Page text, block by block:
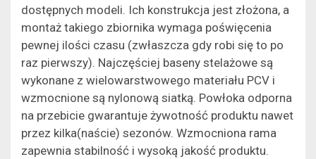
dostępnych modeli. Ich konstrukcja jest złożona, a
montaż takiego zbiornika wymaga poświęcenia
pewnej ilości czasu (zwłaszcza gdy robi się to po
raz pierwszy). Najczęściej baseny stelażowe są
wykonane z wielowarstwowego materiału PCV i
wzmocnione są nylonową siatką. Powłoka odporna
na przebicie gwarantuje żywotność produktu nawet
przez kilka(naście) sezonów. Wzmocniona rama
zapewnia stabilność i wysoką jakość produktu.